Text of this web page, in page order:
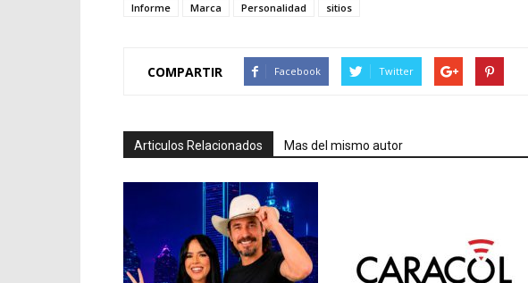
Informe
Marca Personalidad sitios
COMPARTIR Facebook Twitter
Articulos Relacionados Mas del mismo autor